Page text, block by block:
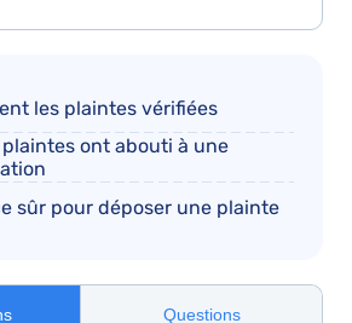
les plaintes vérifiées
plaintes ont abouti à une
sûr pour déposer une plainte
Questions